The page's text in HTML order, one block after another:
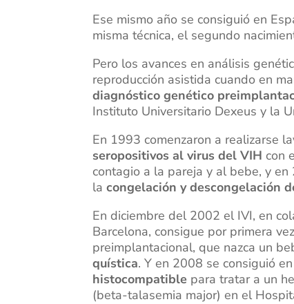
Ese mismo año se consiguió en
misma técnica, el segundo
Pero los avances en análisis
reproducción asistida cuando en
diagnóstico genético
Instituto Universitario Dexeus y la
En 1993 comenzaron a realizarse
seropositivos al virus del VIH con
contagio a la pareja y al bebe, y
lacongelación y descongelación
En diciembre del 2002 el IVI, en
Barcelona, consigue por primera
preimplantacional, que nazca un
quística. Y en 2008 se consiguió
histocompatible para tratar a un
(beta-talasemia major) en el